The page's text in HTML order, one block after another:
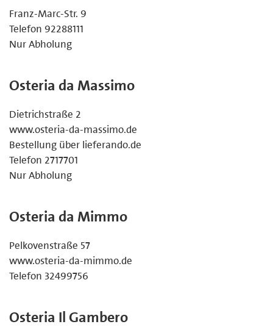
Franz-Marc-Str. 9
Telefon 92288111
Nur Abholung
Osteria da Massimo
Dietrichstraße 2
www.osteria-da-massimo.de
Bestellung über lieferando.de
Telefon 2717701
Nur Abholung
Osteria da Mimmo
Pelkovenstraße 57
www.osteria-da-mimmo.de
Telefon 32499756
Osteria Il Gambero